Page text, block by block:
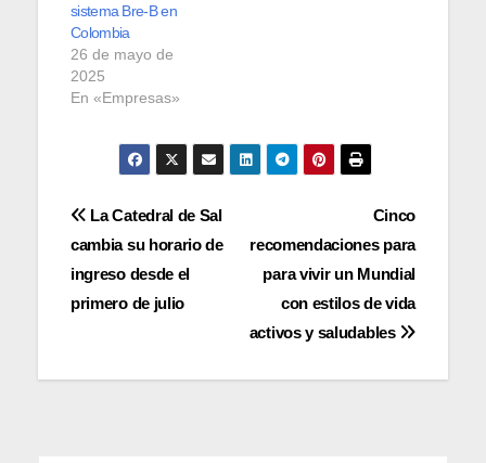
sistema Bre-B en
Colombia
26 de mayo de
2025
En «Empresas»
Navegación
de
entradas
Cinco
recomendaciones para
para vivir un Mundial
con estilos de vida
activos y saludables
La Catedral de Sal
cambia su horario de
ingreso desde el
primero de julio